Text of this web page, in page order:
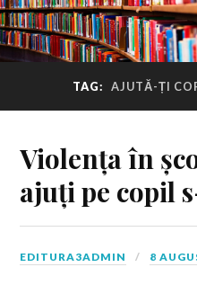
TAG: AJUTĂ-ȚI
Violența în
ajuți pe copil
EDITURA3ADMIN 8